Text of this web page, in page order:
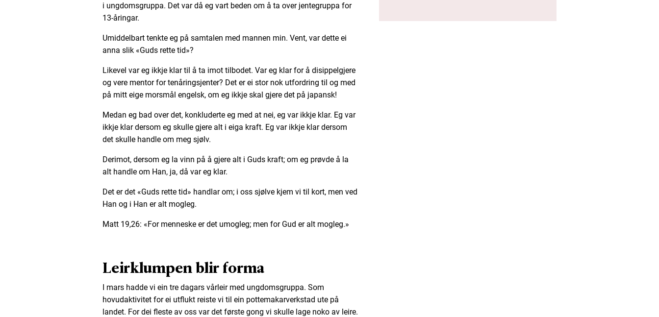
i ungdomsgruppa. Det var då eg vart beden om å ta over jentegruppa for
13-åringar.
Umiddelbart tenkte eg på samtalen med mannen min. Vent, var dette ei
anna slik «Guds rette tid»?
Likevel var eg ikkje klar til å ta imot tilbodet. Var eg klar for å disippelgjere
og vere mentor for tenåringsjenter? Det er ei stor nok utfordring til og med
på mitt eige morsmål engelsk, om eg ikkje skal gjere det på japansk!
Medan eg bad over det, konkluderte eg med at nei, eg var ikkje klar. Eg var
ikkje klar dersom eg skulle gjere alt i eiga kraft. Eg var ikkje klar dersom
det skulle handle om meg sjølv.
Derimot, dersom eg la vinn på å gjere alt i Guds kraft; om eg prøvde å la
alt handle om Han, ja, då var eg klar.
Det er det «Guds rette tid» handlar om; i oss sjølve kjem vi til kort, men ved
Han og i Han er alt mogleg.
Matt 19,26: «For menneske er det umogleg; men for Gud er alt mogleg.»
Leirklumpen blir forma
I mars hadde vi ein tre dagars vårleir med ungdomsgruppa. Som
hovudaktivitet for ei utflukt reiste vi til ein pottemakarverkstad ute på
landet. For dei fleste av oss var det første gong vi skulle lage noko av leire.